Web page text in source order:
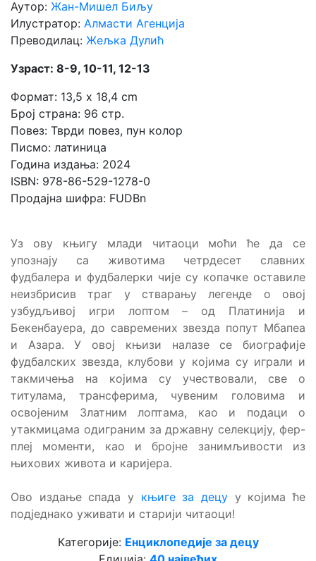
Аутор: Жан-Мишел Биљу
Илустратор: Алмасти Агенција
Преводилац: Жељка Дулић
Узраст: 8-9, 10-11, 12-13
Формат: 13,5 x 18,4 cm
Број страна: 96 стр.
Повез: Тврди повез, пун колор
Писмо: латиница
Година издања: 2024
ISBN: 978-86-529-1278-0
Продајна шифра: FUDBn
Уз ову књигу млади читаоци моћи ће да се
упознају са животима четрдесет славних
фудбалера и фудбалерки чије су копачке оставиле
неизбрисив траг у стварању легенде о овој
узбудљивој игри лоптом – од Платинија и
Бекенбауера, до савремених звезда попут Мбапеа
и Азара. У овој књизи налазе се биографије
фудбалских звезда, клубови у којима су играли и
такмичења на којима су учествовали, све о
титулама, трансферима, чувеним головима и
освојеним Златним лоптама, као и подаци о
утакмицама одиграним за државну селекцију, фер-
плеј моменти, као и бројне занимљивости из
њихових живота и каријера.
Ово издање спада у књиге за децу у којима ће
подједнако уживати и старији читаоци!
Категорије: Енциклопедије за децу